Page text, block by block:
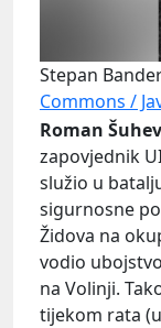
Stepan
Commons /
Roman
zapovjednik
služio u
sigurnosne
Židova na
vodio
na Volinji.
tijekom rata